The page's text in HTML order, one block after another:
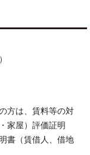
方は、賃料等の対
家屋）評価証明
書（賃借人、借地